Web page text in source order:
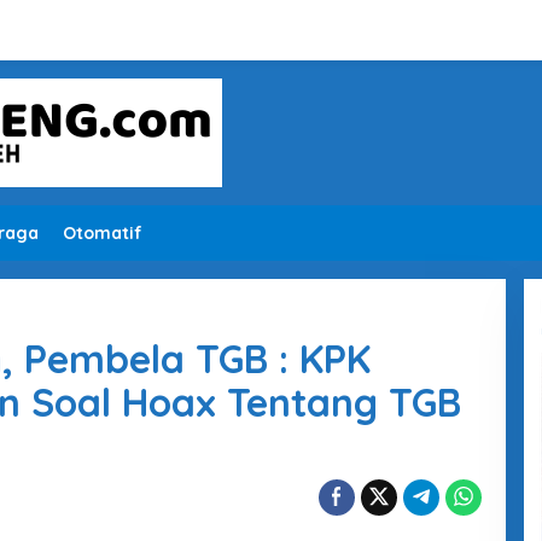
Otomatif
TGB : KPK
Soal Hoax Tentang TGB